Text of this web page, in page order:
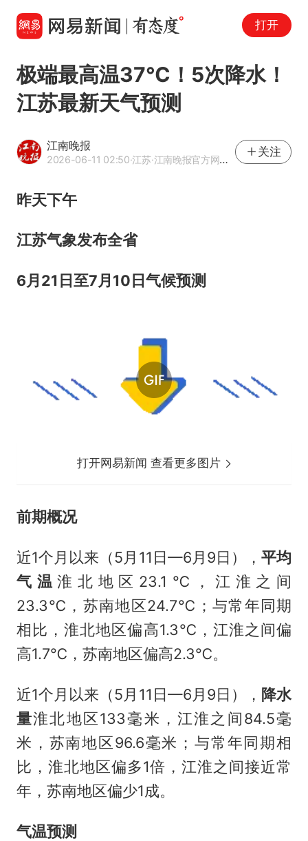
打开
极端最高温37℃！5次降水！
江苏最新天气预测
江南晚报
2026-06-11 02:50·江苏·江南晚报官方网易号
关注
昨天下午
江苏气象发布全省
6月21日至7月10日气候预测
打开网易新闻 查看更多图片
前期概况
近1个月以来（5月11日—6月9日），平均
气温淮北地区23.1℃，江淮之间
23.3℃，苏南地区24.7℃；与常年同期
相比，淮北地区偏高1.3℃，江淮之间偏
高1.7℃，苏南地区偏高2.3℃。
近1个月以来（5月11日—6月9日）， 降水
量淮北地区133毫米，江淮之间84.5毫
米，苏南地区96.6毫米；与常年同期相
比，淮北地区偏多1倍，江淮之间接近常
年，苏南地区偏少1成。
气温预测